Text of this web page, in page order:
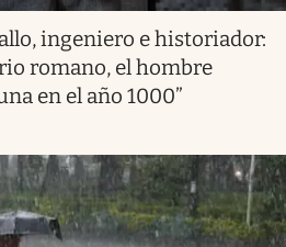
ingeniero e historiador:
romano, el hombre
en el año 1000”